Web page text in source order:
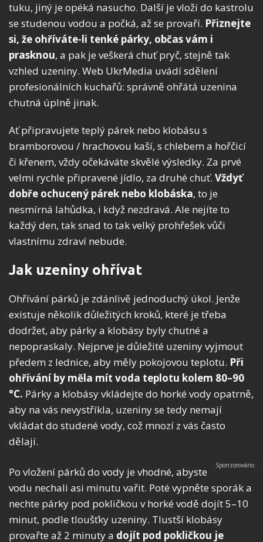
tuku, jiný je opéká nasucho. Další je vloží do kastrolu
se studenou vodou a počká, až se provaří. Přiznejte
si, že ohříváte-li tenké párky, občas vám i
prasknou, a pak je veškerá chuť pryč, stejně tak
vzhled uzeniny. Web UkrMedia uvádí sdělení
profesionálních kuchařů: správně ohřátá uzenina
chutná úplně jinak.
Ať připravujete teplý párek nebo klobásu s
bramborovou / hrachovou kaší, s chlebem a hořčicí
či křenem, vždy očekáváte skvělé výsledky. Za prvé
velmi rychle připravené jídlo, za druhé chuť. Vždyť
dobře ochucený párek nebo klobáska, to je
nesmírná lahůdka, i když nezdravá. Ale nejíte to
každý den, tak snad to tak velký prohřešek vůči
vlastnímu zdraví nebude.
Jak uzeniny ohřívat
Ohřívání párků je zdánlivě jednoduchý úkol. Jenže
existuje několik důležitých kroků, které je třeba
dodržet, aby párky a klobásy byly chutné a
nepopraskaly. Nejprve je důležité uzeniny vyjmout
předem z lednice, aby měly pokojovou teplotu. Při
ohřívání by měla mít voda teplotu kolem 80–90
°C. Párky a klobásy vkládejte do horké vody opatrně,
aby na vás nevystříkla, uzeniny se tedy nemají
vkládat do studené vody, což mnozí z vás často
dělají.
Po vložení párků do vody je vhodné, abyste
vodu nechali asi minutu vařit. Poté vypněte sporák a
nechte párky pod pokličkou v horké vodě dojít 5–10
minut, podle tloušťky uzeniny. Tlustší klobásy
provařte až 2 minuty a dojít pod pokličkou je